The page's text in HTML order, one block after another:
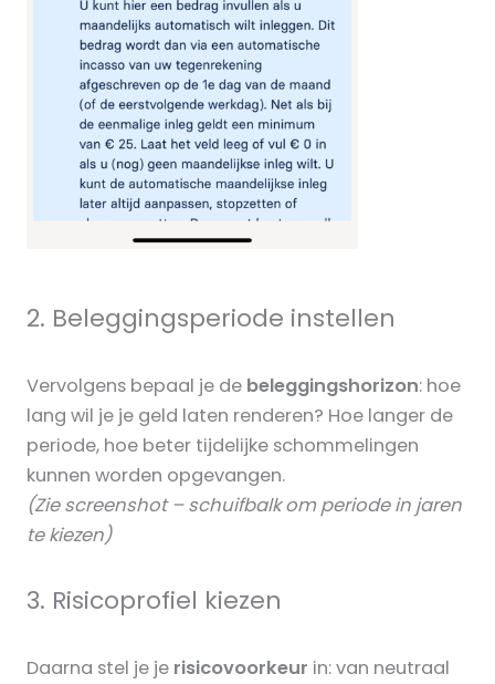
2. Beleggingsperiode instellen
Vervolgens bepaal je de beleggingshorizon: hoe
lang wil je je geld laten renderen? Hoe langer de
periode, hoe beter tijdelijke schommelingen
kunnen worden opgevangen.
(Zie screenshot – schuifbalk om periode in jaren
te kiezen)
3. Risicoprofiel kiezen
Daarna stel je je risicovoorkeur in: van neutraal